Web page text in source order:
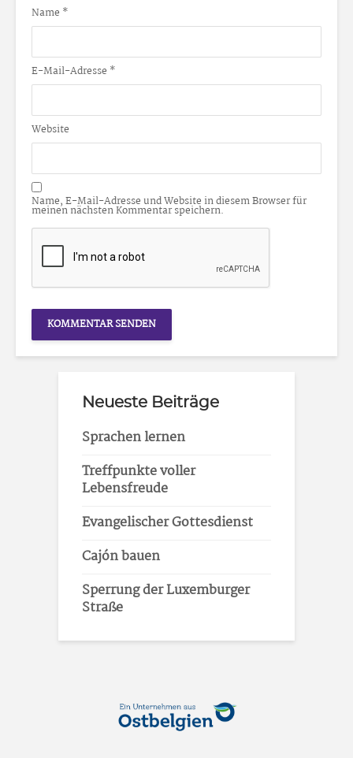
Name *
E-Mail-Adresse *
Website
Name, E-Mail-Adresse und Website in diesem Browser für
meinen nächsten Kommentar speichern.
Neueste Beiträge
Sprachen lernen
Treffpunkte voller
Lebensfreude
Evangelischer Gottesdienst
Cajón bauen
Sperrung der Luxemburger
Straße